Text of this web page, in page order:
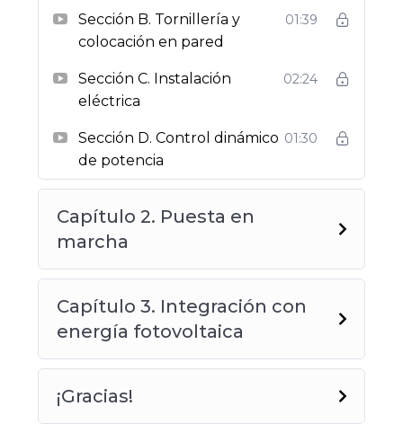
Sección B. Tornillería y
colocación en pared
01:39
Sección C. Instalación
eléctrica
02:24
Sección D. Control dinámico
de potencia
01:30
Capítulo 2. Puesta en
marcha
Capítulo 3. Integración con
energía fotovoltaica
¡Gracias!